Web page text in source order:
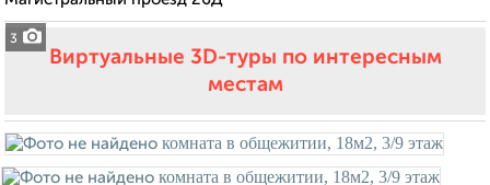
3
Виртуальные 3D-туры по интересным
местам